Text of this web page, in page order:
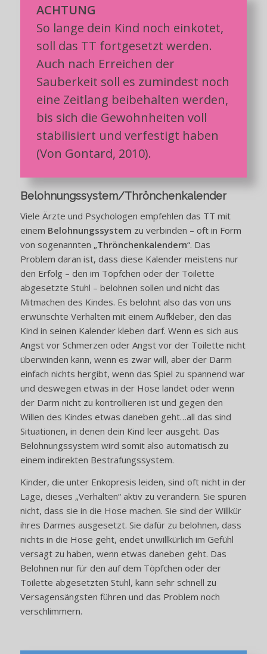
ACHTUNG
So lange dein Kind noch einkotet,
soll das TT fortgesetzt werden.
Auch nach Erreichen der
Sauberkeit soll es zumindest noch
eine Zeitlang beibehalten werden,
bis sich die Gewohnheiten voll
stabilisiert und verfestigt haben
(Von Gontard, 2010).
Belohnungssystem/Thrönchenkalender
Viele Ärzte und Psychologen empfehlen das TT mit
einem Belohnungssystem zu verbinden – oft in Form
von sogenannten „Thrönchenkalendern“. Das
Problem daran ist, dass diese Kalender meistens nur
den Erfolg – den im Töpfchen oder der Toilette
abgesetzte Stuhl – belohnen sollen und nicht das
Mitmachen des Kindes. Es belohnt also das von uns
erwünschte Verhalten mit einem Aufkleber, den das
Kind in seinen Kalender kleben darf. Wenn es sich aus
Angst vor Schmerzen oder Angst vor der Toilette nicht
überwinden kann, wenn es zwar will, aber der Darm
einfach nichts hergibt, wenn das Spiel zu spannend war
und deswegen etwas in der Hose landet oder wenn
der Darm nicht zu kontrollieren ist und gegen den
Willen des Kindes etwas daneben geht…all das sind
Situationen, in denen dein Kind leer ausgeht. Das
Belohnungssystem wird somit also automatisch zu
einem indirekten Bestrafungssystem.
Kinder, die unter Enkopresis leiden, sind oft nicht in der
Lage, dieses „Verhalten“ aktiv zu verändern. Sie spüren
nicht, dass sie in die Hose machen. Sie sind der Willkür
ihres Darmes ausgesetzt. Sie dafür zu belohnen, dass
nichts in die Hose geht, endet unwillkürlich im Gefühl
versagt zu haben, wenn etwas daneben geht. Das
Belohnen nur für den auf dem Töpfchen oder der
Toilette abgesetzten Stuhl, kann sehr schnell zu
Versagensängsten führen und das Problem noch
verschlimmern.